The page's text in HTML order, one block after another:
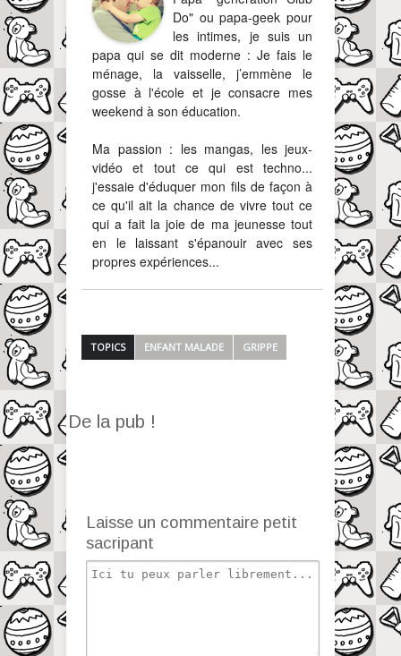
Do" ou papa-geek pour
les intimes, je suis un
papa qui se dit moderne : Je fais le
ménage, la vaisselle, j’emmène le
gosse à l'école et je consacre mes
weekend à son éducation.
Ma passion : les mangas, les jeux-
vidéo et tout ce qui est techno...
j'essaie d'éduquer mon fils de façon à
ce qu'il ait la chance de vivre tout ce
qui a fait la joie de ma jeunesse tout
en le laissant s'épanouir avec ses
propres expériences...
TOPICS ENFANT MALADE GRIPPE
De la pub !
Laisse un commentaire petit
sacripant